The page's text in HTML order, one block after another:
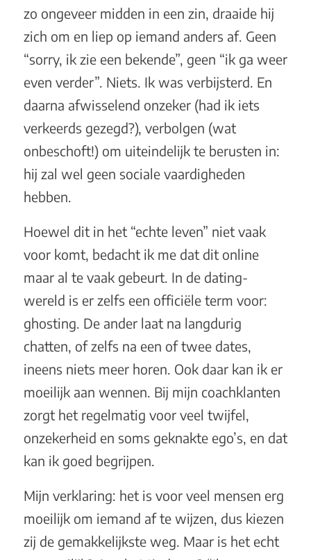
zo ongeveer midden in een zin, draaide hij
zich om en liep op iemand anders af. Geen
“sorry, ik zie een bekende”, geen “ik ga weer
even verder”. Niets. Ik was verbijsterd. En
daarna afwisselend onzeker (had ik iets
verkeerds gezegd?), verbolgen (wat
onbeschoft!) om uiteindelijk te berusten in:
hij zal wel geen sociale vaardigheden
hebben.
Hoewel dit in het “echte leven” niet vaak
voor komt, bedacht ik me dat dit online
maar al te vaak gebeurt. In de dating-
wereld is er zelfs een officiële term voor:
ghosting. De ander laat na langdurig
chatten, of zelfs na een of twee dates,
ineens niets meer horen. Ook daar kan ik er
moeilijk aan wennen. Bij mijn coachklanten
zorgt het regelmatig voor veel twijfel,
onzekerheid en soms geknakte ego’s, en dat
kan ik goed begrijpen.
Mijn verklaring: het is voor veel mensen erg
moeilijk om iemand af te wijzen, dus kiezen
zij de gemakkelijkste weg. Maar is het echt